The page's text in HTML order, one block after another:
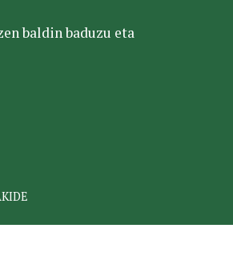
baldin baduzu eta